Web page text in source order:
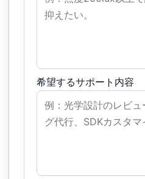
希望するサポート内容